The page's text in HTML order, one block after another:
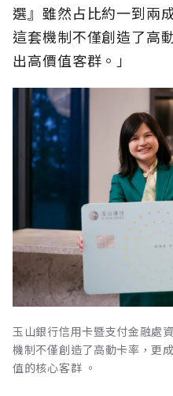
選』雖然占比約一到兩
這套機制不僅創造了高
出高價值客群。」
玉山銀行信用卡暨支付金融處
機制不僅創造了高動卡率，更
值的核心客群 。